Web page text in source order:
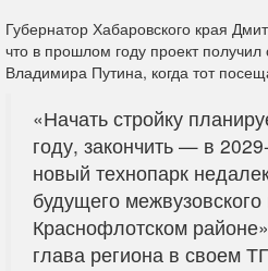
Губернатор Хабаровского края
что в прошлом году проект
Владимира Путина, когда тот
«Начать стройку
году, закончить — в
новый технопарк
будущего
Краснофлотском
глава региона в своем